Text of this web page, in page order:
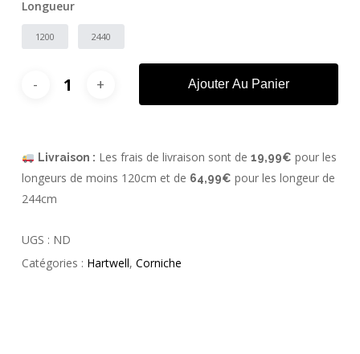
Longueur
1200 2440
Ajouter Au Panier
Livraison : Les frais de livraison sont de 19,99€ pour les
longeurs de moins 120cm et de 64,99€ pour les longeur de
244cm
UGS : ND
Catégories : Hartwell, Corniche